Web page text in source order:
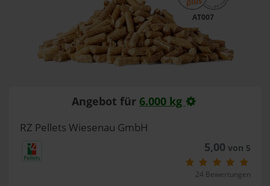
AT007
Angebot für 6.000 kg
RZ Pellets Wiesenau GmbH
5,00 von 5
24 Bewertungen